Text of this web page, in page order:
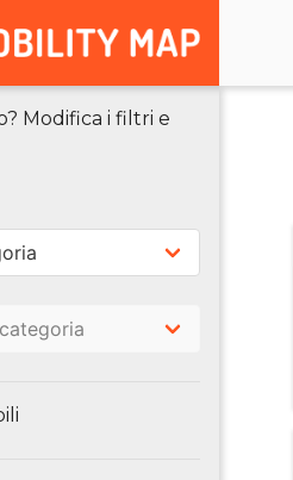
Modifica i filtri e